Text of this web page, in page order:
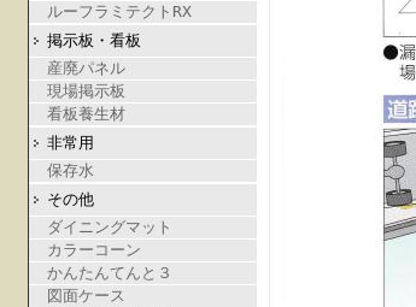
ルーフラミテクトRX
掲示板・看板
産廃パネル
現場掲示板
看板養生材
非常用
保存水
その他
ダイニングマット
カラーコーン
かんたんてんと３
図面ケース